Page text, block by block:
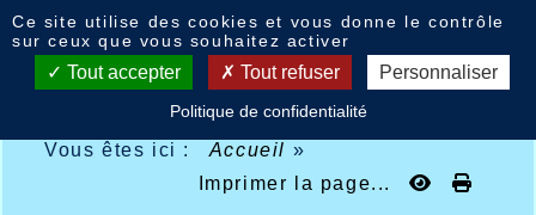
Vous êtes ici : Accueil »
Imprimer la page...
Ce site utilise des cookies et vous donne le contrôle
sur ceux que vous souhaitez activer
Tout accepter Tout refuser Personnaliser
Politique de confidentialité